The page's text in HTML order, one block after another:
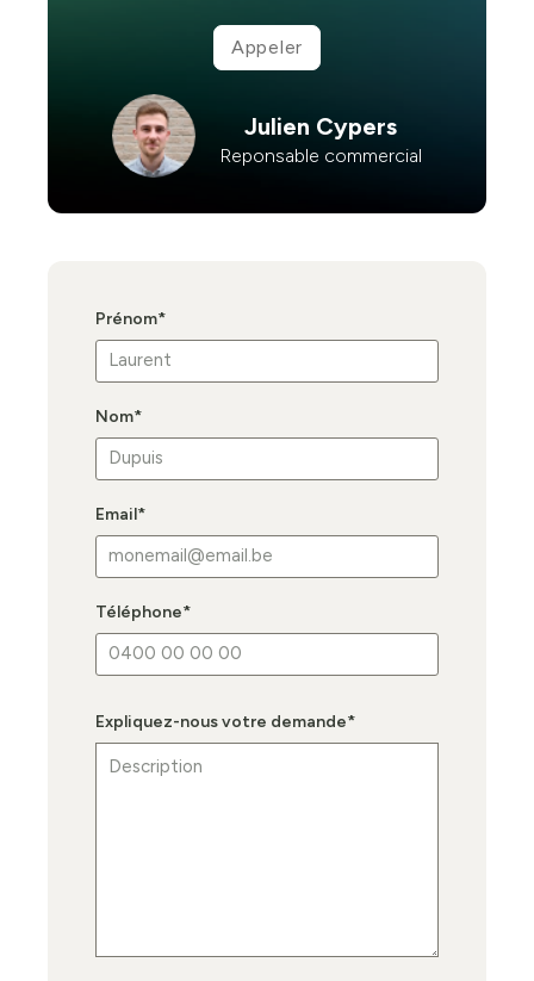
Appeler
Julien Cypers
Reponsable commercial
Prénom*
Nom*
Email*
Téléphone*
Expliquez-nous votre demande*